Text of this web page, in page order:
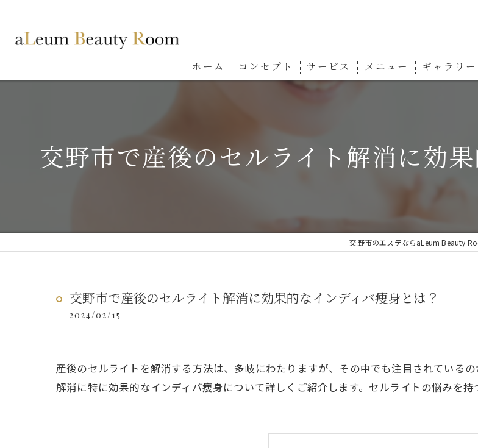
ホーム コンセプト サービス メニュー ギャラリー
交野市で産後のセルライト解消に効
交野市のエステならaLeum Beauty
交野市で産後のセルライト解消に効果的なインディバ痩身とは？
2024/02/15
産後のセルライトを解消する方法は、多岐にわたりますが、その中でも注目されている
解消に特に効果的なインディバ痩身について詳しくご紹介します。セルライトの悩みを持